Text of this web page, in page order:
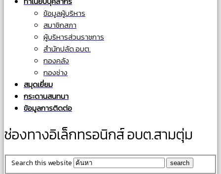
ข้อมูลผู้บริหาร
สมาชิกสภา
ผู้บริหารส่วนราชการ
สำนักปลัด อบต.
กองคลัง
กองช่าง
สมุดเยี่ยม
กระดานสนทนา
ข้อมูลการติดต่อ
ช่องทางอิเล็กทรอนิกส์ อบต.สามตุ่ม
Search this website